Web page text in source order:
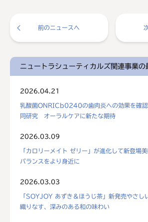
前のニュースへ
ニュートラシューティカルズ関連事業の
2026.04.21
乳酸菌ONRICb0240の歯肉炎への効果を確認
同研究 オーラルケアに新たな期待
2026.03.09
「カロリーメイト ゼリー」が進化して新登場
バランスをより身近に
2026.03.03
「SOYJOY あずき＆ほうじ茶」新発売やさし
織りなす、深みのある和の味わい